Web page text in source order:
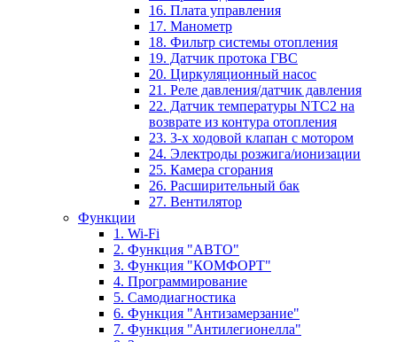
16. Плата управления
17. Манометр
18. Фильтр системы отопления
19. Датчик протока ГВС
20. Циркуляционный насос
21. Реле давления/датчик давления
22. Датчик температуры NTC2 на
возврате из контура отопления
23. 3-х ходовой клапан с мотором
24. Электроды розжига/ионизации
25. Камера сгорания
26. Расширительный бак
27. Вентилятор
Функции
1. Wi-Fi
2. Функция "АВТО"
3. Функция "КОМФОРТ"
4. Программирование
5. Самодиагностика
6. Функция "Антизамерзание"
7. Функция "Антилегионелла"